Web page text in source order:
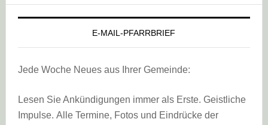
E-MAIL-PFARRBRIEF
Jede Woche Neues aus Ihrer Gemeinde:
Lesen Sie Ankündigungen immer als Erste. Geistliche
Impulse. Alle Termine, Fotos und Eindrücke der